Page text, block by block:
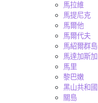
馬拉維
馬提尼克
馬爾他
馬爾代夫
馬紹爾群島
馬達加斯加
馬里
黎巴嫩
黑山共和國
關島